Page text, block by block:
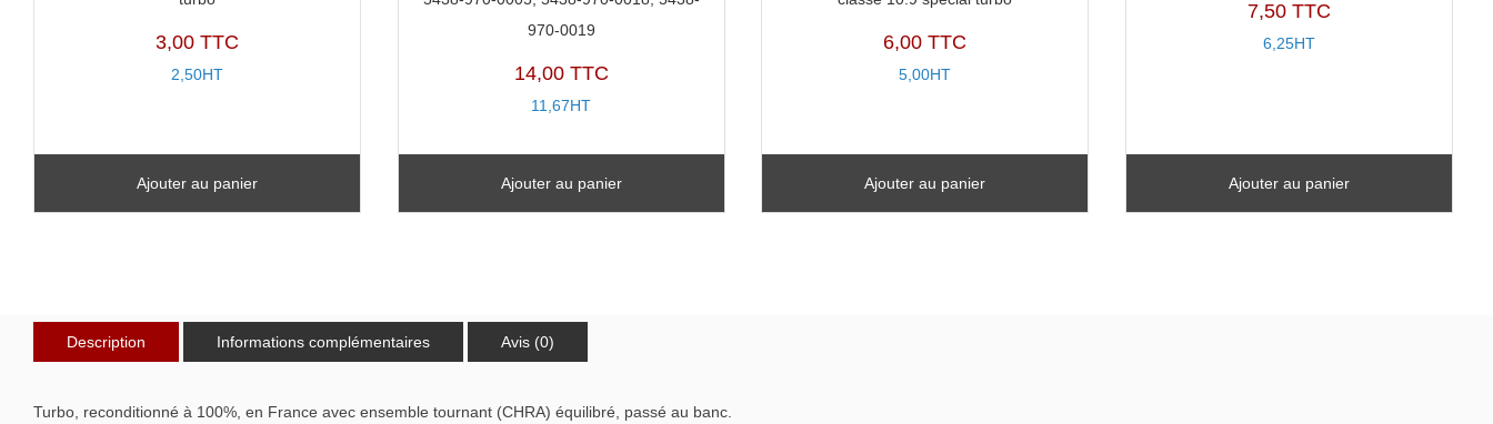
3,00 TTC
2,50HT
Ajouter au panier
970-0019
14,00 TTC
11,67HT
Ajouter au panier
6,00 TTC
5,00HT
Ajouter au panier
7,50 TTC
6,25HT
Ajouter au panier
Description Informations complémentaires Avis (0)
Turbo, reconditionné à 100%, en France avec ensemble tournant (CHRA) équilibré, passé au banc.